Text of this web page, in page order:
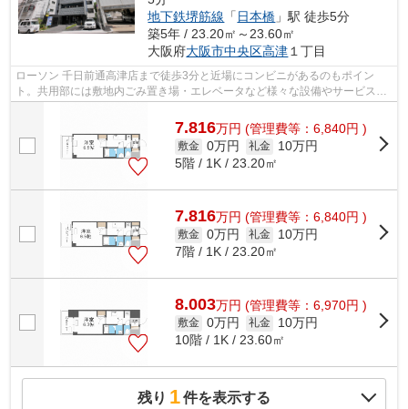
地下鉄堺筋線 「日本橋 」駅 徒歩5分
築5年 / 23.20㎡～23.60㎡
大阪府大阪市中央区高津 １丁目
ローソン 千日前通高津店まで徒歩3分と近場にコンビニがあるのもポイン
ト。共用部には敷地内ごみ置き場・エレベータなど様々な設備やサービスが
揃っているので便利です。初期費用をカ...
7.816万円 (管理費等：6,840円 )
敷金 0万円 礼金
10万円
5階 / 1K / 23.20㎡
7.816万円 (管理費等：6,840円 )
敷金 0万円 礼金
10万円
7階 / 1K / 23.20㎡
8.003万円 (管理費等：6,970円 )
敷金 0万円 礼金
10万円
10階 / 1K / 23.60㎡
残り 1件を表示する